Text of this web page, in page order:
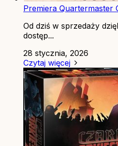
Premiera Quartermaster
Od dziś w sprzedaży
dostęp...
28 stycznia, 2026
Czytaj więcej